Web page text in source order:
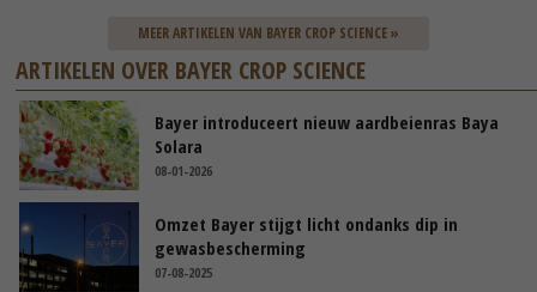
MEER ARTIKELEN VAN BAYER CROP SCIENCE »
ARTIKELEN OVER BAYER CROP SCIENCE
Bayer introduceert nieuw aardbeienras Baya
Solara
08-01-2026
Omzet Bayer stijgt licht ondanks dip in
gewasbescherming
07-08-2025